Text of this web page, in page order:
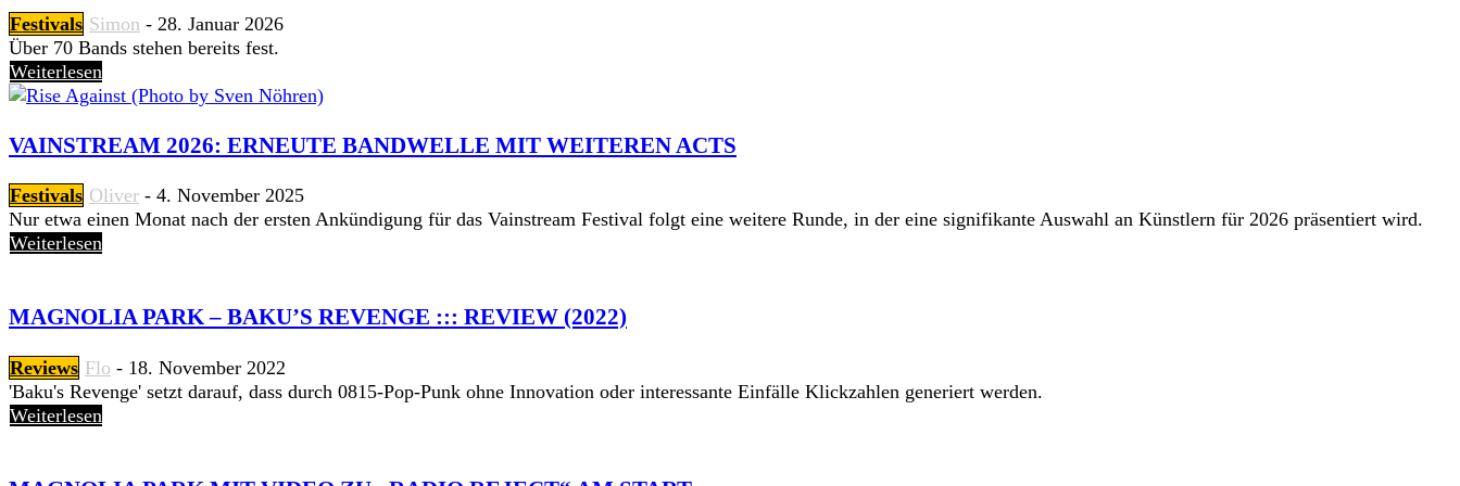
Festivals Simon - 28. Januar 2026
Über 70 Bands stehen bereits fest.
Weiterlesen
VAINSTREAM 2026: ERNEUTE BANDWELLE MIT WEITEREN ACTS
Festivals Oliver - 4. November 2025
Nur etwa einen Monat nach der ersten Ankündigung für das Vainstream Festival folgt eine weitere Runde, in der eine signifikante Auswahl an Künstlern für 2026 präsentiert wird.
Weiterlesen
MAGNOLIA PARK – BAKU’S REVENGE ::: REVIEW (2022)
Reviews Flo - 18. November 2022
'Baku's Revenge' setzt darauf, dass durch 0815-Pop-Punk ohne Innovation oder interessante Einfälle Klickzahlen generiert werden.
Weiterlesen